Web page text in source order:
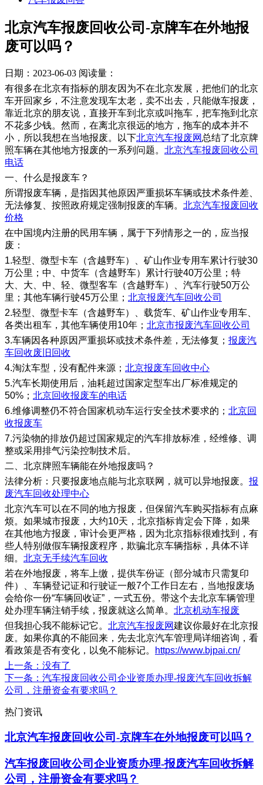
北京汽车报废回收公司-京牌车在外地报
废可以吗？
日期：2023-06-03 阅读量：
有很多在北京有指标的朋友因为不在北京发展，把他们的北京
车开回家乡，不注意发现车太老，卖不出去，只能做车报废，
靠近北京的朋友说，直接开车到北京或叫拖车，把车拖到北京
不花多少钱。然而，在离北京很远的地方，拖车的成本并不
小，所以我想在当地报废。以下北京汽车报废网 总结了北京牌
照车辆在其他地方报废的一系列问题。 北京汽车报废回收公司
电话
一、什么是报废车？
所谓报废车辆，是指因其他原因严重损坏车辆或技术条件差、
无法修复、按照政府规定强制报废的车辆。 北京汽车报废回收
价格
在中国境内注册的民用车辆，属于下列情形之一的，应当报
废：
1.轻型、微型卡车（含越野车）、矿山作业专用车累计行驶30
万公里；中、中货车（含越野车）累计行驶40万公里；特
大、大、中、轻、微型客车（含越野车）、汽车行驶50万公
里；其他车辆行驶45万公里； 北京报废汽车回收公司
2.轻型、微型卡车（含越野车）、载货车、矿山作业专用车、
各类出租车，其他车辆使用10年； 北京市报废汽车回收公司
3.车辆因各种原因严重损坏或技术条件差，无法修复； 报废汽
车回收废旧回收
4.淘汰车型，没有配件来源； 北京报废车回收中心
5.汽车长期使用后，油耗超过国家定型车出厂标准规定的
50%； 北京回收报废车的电话
6.维修调整仍不符合国家机动车运行安全技术要求的； 北京回
收报废车
7.污染物的排放仍超过国家规定的汽车排放标准，经维修、调
整或采用排气污染控制技术后。
二、北京牌照车辆能在外地报废吗？
法律分析：只要报废地点能与北京联网，就可以异地报废。 报
废汽车回收处理中心
北京汽车可以在不同的地方报废，但保留汽车购买指标有点麻
烦。如果城市报废，大约10天，北京指标肯定会下降，如果
在其他地方报废，审计会更严格，因为北京指标很难找到，有
些人特别做假车辆报废程序，欺骗北京车辆指标，具体不详
细。 北京无手续汽车回收
若在外地报废，将车上缴，提供车份证（部分城市只需复印
件）、车辆登记证和行驶证一般7个工作日左右，当地报废场
会给你一份“车辆回收证”，一式五份。带这个去北京车辆管理
处办理车辆注销手续，报废就这么简单。 北京机动车报废
但我担心我不能标记它。 北京汽车报废网建议你最好在北京报
废。如果你真的不能回来，先去北京汽车管理局详细咨询，看
看政策是否有变化，以免不能标记。
https://www.bjpai.cn/
上一条 ：没有了
下一条 ：汽车报废回收公司企业资质办理-报废汽车回收拆解
公司，注册资金有要求吗？
热门资讯
北京汽车报废回收公司-京牌车在外地报废可以吗？
汽车报废回收公司企业资质办理-报废汽车回收拆解
公司，注册资金有要求吗？